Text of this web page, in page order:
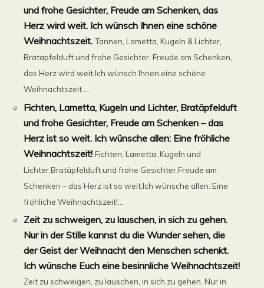
und frohe Gesichter, Freude am Schenken, das
Herz wird weit. Ich wünsch Ihnen eine schöne
Weihnachtszeit. Tannen, Lametta, Kugeln & Lichter,
Bratapfelduft und frohe Gesichter, Freude am Schenken,
das Herz wird weit.Ich wünsch Ihnen eine schöne
Weihnachtszeit....
Fichten, Lametta, Kugeln und Lichter, Bratäpfelduft
und frohe Gesichter, Freude am Schenken – das
Herz ist so weit. Ich wünsche allen: Eine fröhliche
Weihnachtszeit! Fichten, Lametta, Kugeln und
Lichter,Bratäpfelduft und frohe Gesichter,Freude am
Schenken – das Herz ist so weit.Ich wünsche allen: Eine
fröhliche Weihnachtszeit!...
Zeit zu schweigen, zu lauschen, in sich zu gehen.
Nur in der Stille kannst du die Wunder sehen, die
der Geist der Weihnacht den Menschen schenkt.
Ich wünsche Euch eine besinnliche Weihnachtszeit!
Zeit zu schweigen, zu lauschen, in sich zu gehen. Nur in